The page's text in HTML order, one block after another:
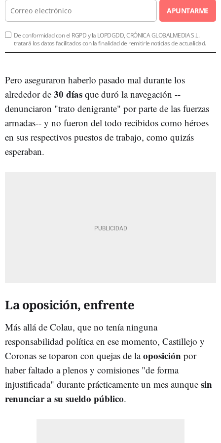
APUNTARME
De conformidad con el RGPD y la LOPDGDD, CRÓNICA GLOBALMEDIA S.L.
tratará los datos facilitados con la finalidad de remitirle noticias de actualidad.
Pero aseguraron haberlo pasado mal durante los
alrededor de 30 días que duró la navegación --
denunciaron "trato denigrante" por parte de las fuerzas
armadas-- y no fueron del todo recibidos como héroes
en sus respectivos puestos de trabajo, como quizás
esperaban.
La oposición, enfrente
Más allá de Colau, que no tenía ninguna
responsabilidad política en ese momento, Castillejo y
Coronas se toparon con quejas de laoposición por
haber faltado a plenos y comisiones "de forma
injustificada" durante prácticamente un mes aunque sin
renunciar a su sueldo público.